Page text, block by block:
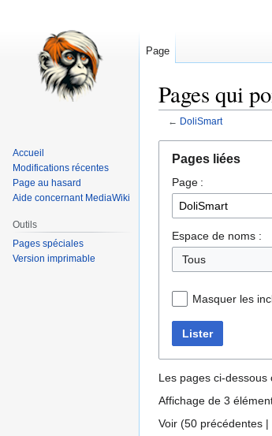
Pages qui
← DoliSmart
navigation
recherche
Pages liées
Page :
Espace de noms :
Tous
Masquer les
Lister
Les pages ci-
Affichage de 3
Voir (50 précédentes |
Page
Accueil
Modifications récentes
Page au hasard
Aide concernant MediaWiki
Outils
Pages spéciales
Version imprimable